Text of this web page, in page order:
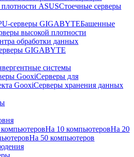
ASUSСтоечные серверы
серверы GIGABYTEБашенные
высокой плотности
обработки данных
GIGABYTE
системы
GooxiСерверы для
GooxiСерверы хранения данных
На 10 компьютеровНа 20
На 50 компьютеров